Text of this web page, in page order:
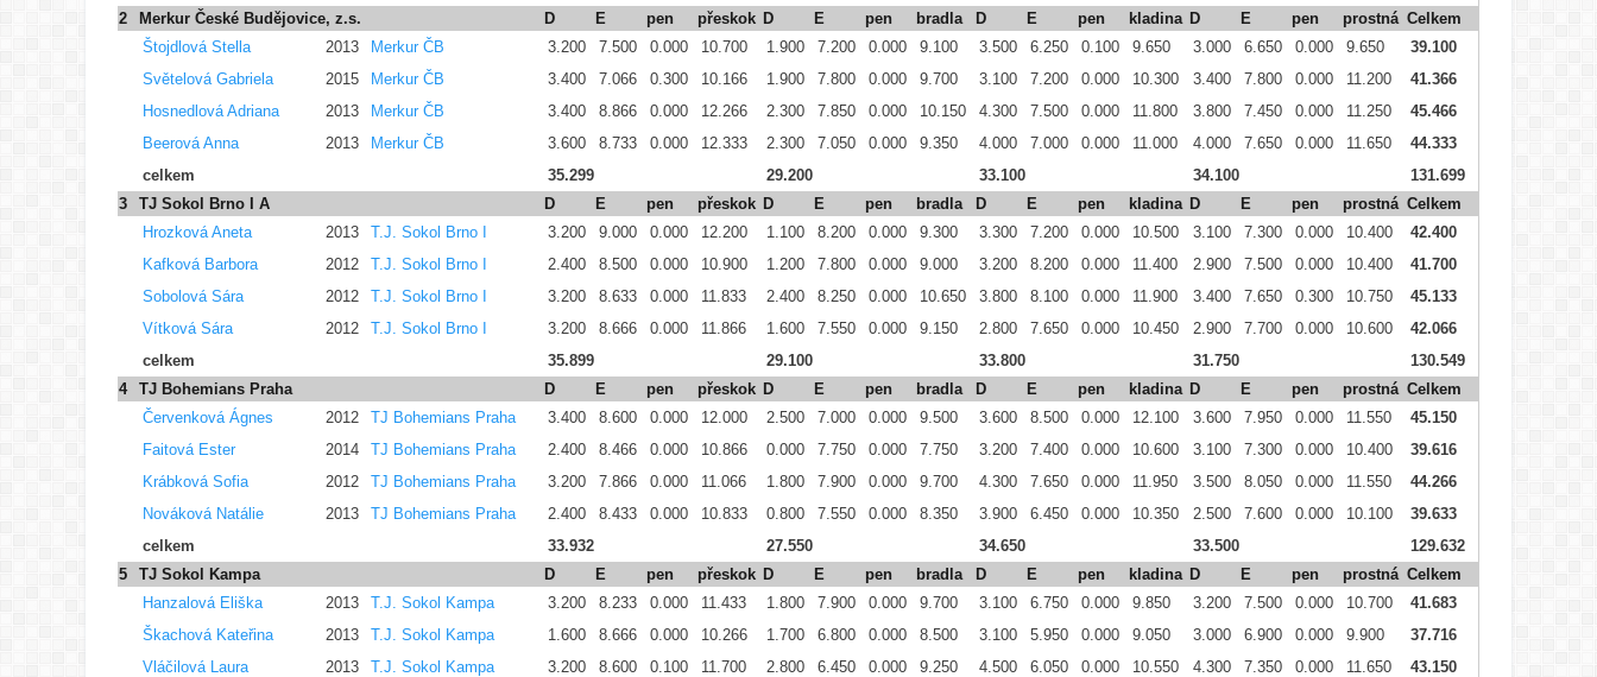
2
Merkur České Budějovice, z.s. D E pen přeskok D E pen bradla D E pen kladina D E pen prostná Celkem
Štojdlová Stella
2013 Merkur ČB 3.200 7.500 0.000 10.700 1.900 7.200 0.000 9.100 3.500 6.250 0.100 9.650 3.000 6.650 0.000 9.650
39.100
Světelová Gabriela
2015 Merkur ČB 3.400 7.066 0.300 10.166 1.900 7.800 0.000 9.700 3.100 7.200 0.000 10.300 3.400 7.800 0.000 11.200
41.366
Hosnedlová Adriana
2013 Merkur ČB 3.400 8.866 0.000 12.266 2.300 7.850 0.000 10.150 4.300 7.500 0.000 11.800 3.800 7.450 0.000 11.250
45.466
Beerová Anna
2013 Merkur ČB 3.600 8.733 0.000 12.333 2.300 7.050 0.000 9.350 4.000 7.000 0.000 11.000 4.000 7.650 0.000 11.650
44.333
celkem
35.299 29.200 33.100 34.100
131.699
3
TJ Sokol Brno I A D E pen přeskok D E pen bradla D E pen kladina D E pen prostná Celkem
Hrozková Aneta
2013 T.J. Sokol Brno I 3.200 9.000 0.000 12.200 1.100 8.200 0.000 9.300 3.300 7.200 0.000 10.500 3.100 7.300 0.000 10.400
42.400
Kafková Barbora
2012 T.J. Sokol Brno I 2.400 8.500 0.000 10.900 1.200 7.800 0.000 9.000 3.200 8.200 0.000 11.400 2.900 7.500 0.000 10.400
41.700
Sobolová Sára
2012 T.J. Sokol Brno I 3.200 8.633 0.000 11.833 2.400 8.250 0.000 10.650 3.800 8.100 0.000 11.900 3.400 7.650 0.300 10.750
45.133
Vítková Sára
2012 T.J. Sokol Brno I 3.200 8.666 0.000 11.866 1.600 7.550 0.000 9.150 2.800 7.650 0.000 10.450 2.900 7.700 0.000 10.600
42.066
celkem
35.899 29.100 33.800 31.750
130.549
4
TJ Bohemians Praha D E pen přeskok D E pen bradla D E pen kladina D E pen prostná Celkem
Červenková Ágnes
2012 TJ Bohemians Praha 3.400 8.600 0.000 12.000 2.500 7.000 0.000 9.500 3.600 8.500 0.000 12.100 3.600 7.950 0.000 11.550
45.150
Faitová Ester
2014 TJ Bohemians Praha 2.400 8.466 0.000 10.866 0.000 7.750 0.000 7.750 3.200 7.400 0.000 10.600 3.100 7.300 0.000 10.400
39.616
Krábková Sofia
2012 TJ Bohemians Praha 3.200 7.866 0.000 11.066 1.800 7.900 0.000 9.700 4.300 7.650 0.000 11.950 3.500 8.050 0.000 11.550
44.266
Nováková Natálie
2013 TJ Bohemians Praha 2.400 8.433 0.000 10.833 0.800 7.550 0.000 8.350 3.900 6.450 0.000 10.350 2.500 7.600 0.000 10.100
39.633
celkem
33.932 27.550 34.650 33.500
129.632
5
TJ Sokol Kampa D E pen přeskok D E pen bradla D E pen kladina D E pen prostná Celkem
Hanzalová Eliška
2013 T.J. Sokol Kampa 3.200 8.233 0.000 11.433 1.800 7.900 0.000 9.700 3.100 6.750 0.000 9.850 3.200 7.500 0.000 10.700
41.683
Škachová Kateřina
2013 T.J. Sokol Kampa 1.600 8.666 0.000 10.266 1.700 6.800 0.000 8.500 3.100 5.950 0.000 9.050 3.000 6.900 0.000 9.900
37.716
Vláčilová Laura
2013 T.J. Sokol Kampa 3.200 8.600 0.100 11.700 2.800 6.450 0.000 9.250 4.500 6.050 0.000 10.550 4.300 7.350 0.000 11.650
43.150